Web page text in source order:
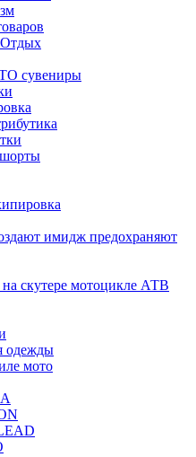
сувениры
имидж предохраняют
скутере мотоцикле АТВ
одежды
мото